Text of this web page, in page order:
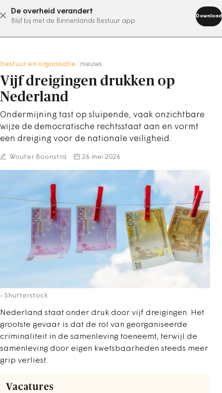
De overheid verandert
Blijf bij met de Binnenlands Bestuur app
Download
abonneer nu
bestuur en organisatie nieuws
Vijf dreigingen drukken op
Nederland
Ondermijning tast op sluipende, vaak onzichtbare
wijze de democratische rechtsstaat aan en vormt
een dreiging voor de nationale veiligheid.
Wouter Boonstra 26 mei 2026
- Shutterstock
Nederland staat onder druk door vijf dreigingen. Het
grootste gevaar is dat de rol van georganiseerde
criminaliteit in de samenleving toeneemt, terwijl de
samenleving door eigen kwetsbaarheden steeds meer
grip verliest.
Vacatures